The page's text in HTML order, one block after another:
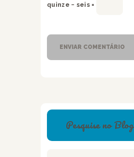
quinze − seis =
Pesquise no Blog